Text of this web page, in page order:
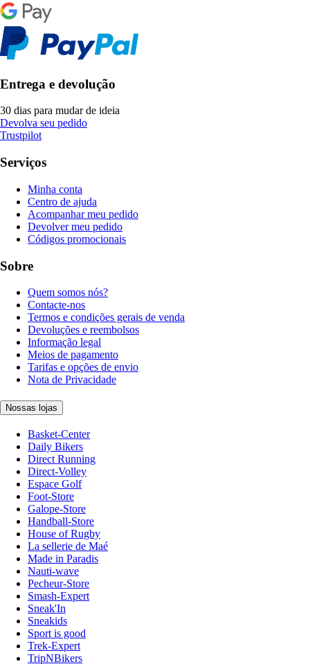
Entrega e devolução
30 dias para mudar de ideia
Devolva seu pedido
Trustpilot
Serviços
Minha conta
Centro de ajuda
Acompanhar meu pedido
Devolver meu pedido
Códigos promocionais
Sobre
Quem somos nós?
Contacte-nos
Termos e condições gerais de venda
Devoluções e reembolsos
Informação legal
Meios de pagamento
Tarifas e opções de envio
Nota de Privacidade
Nossas lojas
Basket-Center
Daily Bikers
Direct Running
Direct-Volley
Espace Golf
Foot-Store
Galope-Store
Handball-Store
House of Rugby
La sellerie de Maé
Made in Paradis
Nauti-wave
Pecheur-Store
Smash-Expert
Sneak'In
Sneakids
Sport is good
Trek-Expert
TripNBikers